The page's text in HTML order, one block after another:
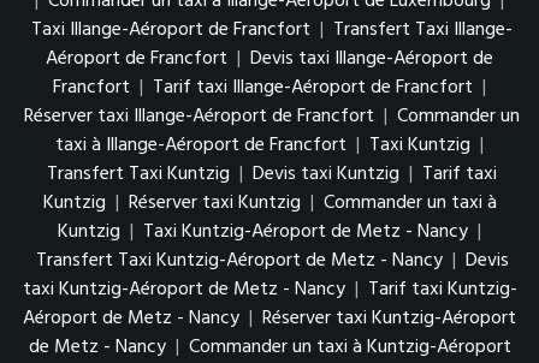
Taxi Illange-Aéroport de Francfort | Transfert Taxi Illange-
Aéroport de Francfort | Devis taxi Illange-Aéroport de
Francfort | Tarif taxi Illange-Aéroport de Francfort |
Réserver taxi Illange-Aéroport de Francfort | Commander un
taxi à Illange-Aéroport de Francfort | Taxi Kuntzig |
Transfert Taxi Kuntzig | Devis taxi Kuntzig | Tarif taxi
Kuntzig | Réserver taxi Kuntzig | Commander un taxi à
Kuntzig | Taxi Kuntzig-Aéroport de Metz - Nancy |
Transfert Taxi Kuntzig-Aéroport de Metz - Nancy | Devis
taxi Kuntzig-Aéroport de Metz - Nancy | Tarif taxi Kuntzig-
Aéroport de Metz - Nancy | Réserver taxi Kuntzig-Aéroport
de Metz - Nancy | Commander un taxi à Kuntzig-Aéroport